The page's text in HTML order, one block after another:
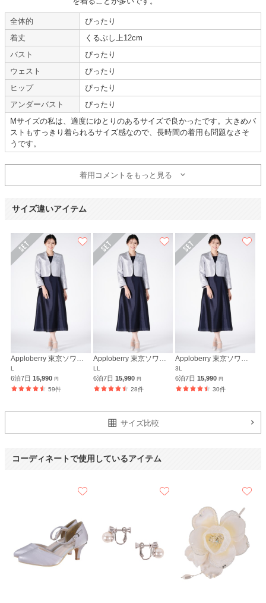
使用時期 :
【一緒に注文した商品】
【B01716 】を使用
身長 :165〜169cm
丈 : ふくらはぎ
使用シーン :
卒入園・卒入学式
Hermoso luxe
全体的
ぴったり
着丈
くるぶし上12cm
バスト
ぴったり
ウェスト
ぴったり
ヒップ
ぴったり
アンダーバスト
ぴったり
Mサイズの私は、適度にゆとりのあるサイズで良かったです。大きめバ
ストもすっきり着られるサイズ感なので、長時間の着用も問題なさそ
うです。
着用コメントをもっと見る
サイズ違いアイテム
L
6泊7日 15,990 円
59件
LL
6泊7日 15,990 円
28件
3L
6泊7日15,990円
30件
サイズ比較
コーディネートで使用しているアイテム